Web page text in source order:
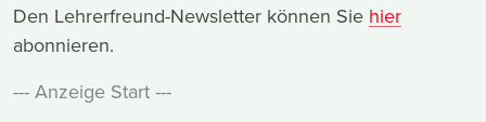
Den Lehrerfreund-Newsletter können Sie hier
abonnieren.
--- Anzeige Start ---